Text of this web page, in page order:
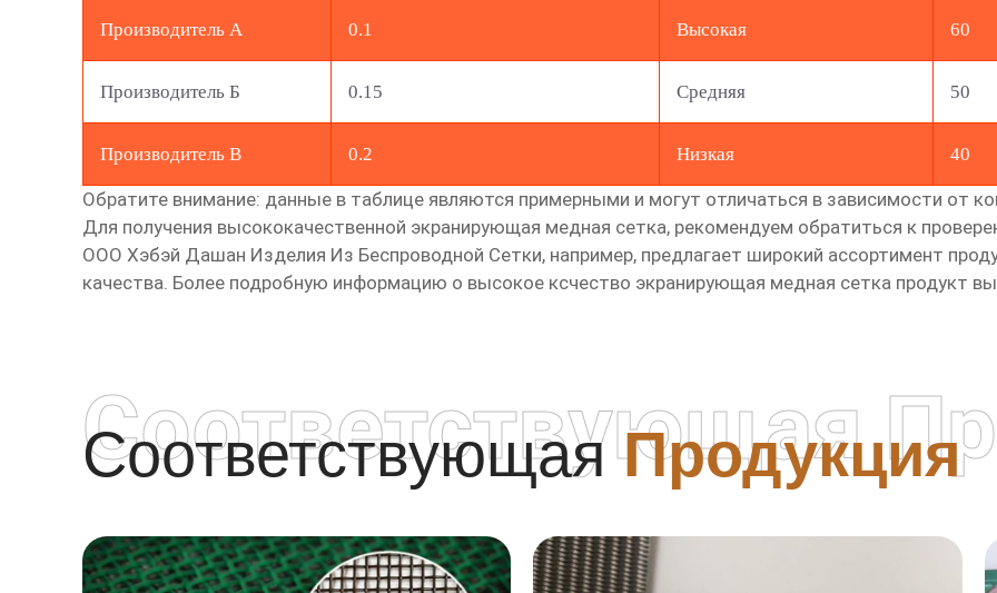
Производитель А 0.1 Высокая 60
Производитель Б 0.15 Средняя 50
Производитель В 0.2 Низкая 40
Обратите внимание: данные в таблице являются примерными и могут отличаться в зависимости от
Для получения высококачественной экранирующая медная сетка, рекомендуем обратиться к
ООО Хэбэй Дашан Изделия Из Беспроводной Сетки, например, предлагает широкий ассортимент
качества. Более подробную информацию о высокое ксчество экранирующая медная сетка продукт
СоответствующаяПродукция
Соответствующая